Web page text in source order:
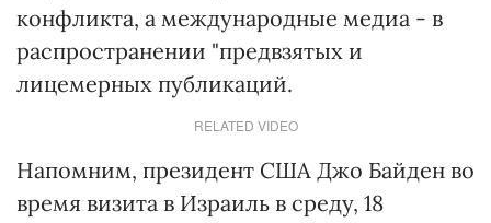
конфликта, а международные медиа - в
распространении "предвзятых и
лицемерных публикаций.
RELATED VIDEO
Напомним, президент США Джо Байден во
время визита в Израиль в среду, 18